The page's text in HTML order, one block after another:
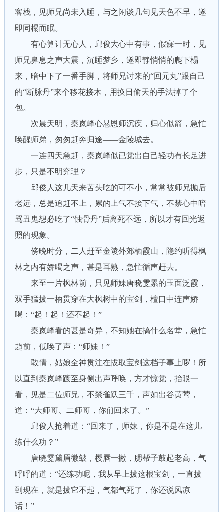
客栈，见师兄尚未入睡，与之闲谈几句见天色不早，遂
即同榻而眠。
有心算计无心人，邱俊大心中有事，假寐一时，见
师兄鼻息之声大震，沉睡梦乡，遂即静悄悄的爬下榻
来，暗中下了一番手脚，将师兄讨来的“回元丸”跟自己
的“断脉丹”来个移花接木，用换日偷天的手法掉了个
包。
次晨天明，秦岚峰心悬恩师沉疾，归心似箭，急忙
唤醒师弟，匆匆赶奔归途——金陵城去。
一连四天急赶，秦岚峰似已觉出自己轻功有长足进
步，只是不明究理？
邱俊人这几天来苦头吃的可不小，常常被师兄抛后
老远，总是追赶不上，累的上气不接下气，不禁心中暗
骂丑鬼想必吃了“蚀骨丹”后离死不远，所以才有回光返
照的现象。
傍晚时分，二人赶至金陵外郊栖霞山，隐约听得枫
林之内有娇喝之声，甚是耳熟，急忙循声赶去。
来至一片枫林前，只见师妹唐晓雯累的玉面泛霞，
双手猛拔一柄贯穿在大枫树中的宝剑，檀口中连声娇
喝：“起！起！还不起！”
秦岚峰看的甚是奇异，不知她在搞什么名堂，急忙
趋前，低唤了声：“师妹！”
敢情，姑娘全神贯注在拔取宝剑这档子事上啰！所
以直到秦岚峰踱至身侧出声呼唤，方才惊觉，抬眼一
看，见是二位师兄，不禁雀跃三千，声如出谷黄莺，
道：“大师哥、二师哥，你们回来了。”
邱俊人抢着道：“回来了，师妹，你是不是在这儿
练什么功？”
唐晓雯黛眉微皱，樱唇一撇，腮帮子鼓起老高，气
呼呼的道：“还练功呢，我从早上拔这根宝剑，一直拔
到现在，就是拔它不起，气都气死了，你还说风凉
话！”